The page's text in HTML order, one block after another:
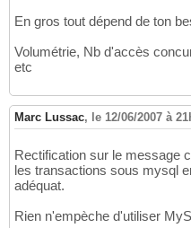
En gros tout dépend de ton
Volumétrie, Nb d'accès
etc
Marc Lussac, le 12/06/2007 à
Rectification sur le message
les transactions sous mysql
adéquat.
Rien n'empèche d'utiliser